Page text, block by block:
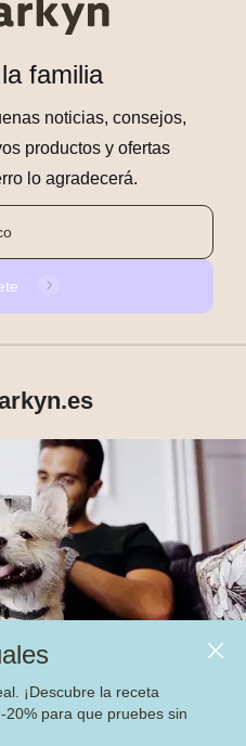
¡Descubre la receta
para que pruebes sin
familia
noticias, consejos,
productos y ofertas
lo agradecerá.